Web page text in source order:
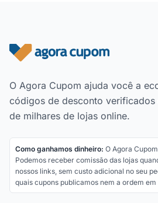
Rodapé do site
O Agora Cupom ajuda você a
códigos de desconto verificados
de milhares de lojas online.
Como ganhamos dinheiro: O Agora
Podemos receber comissão das lojas
nossos links, sem custo adicional no seu
quais cupons publicamos nem a ordem